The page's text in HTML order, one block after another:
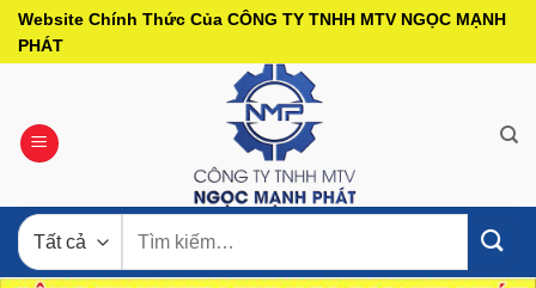
Bỏ
qua
Website Chính Thức Của CÔNG TY TNHH MTV NGỌC MẠNH
PHÁT
kiếm: